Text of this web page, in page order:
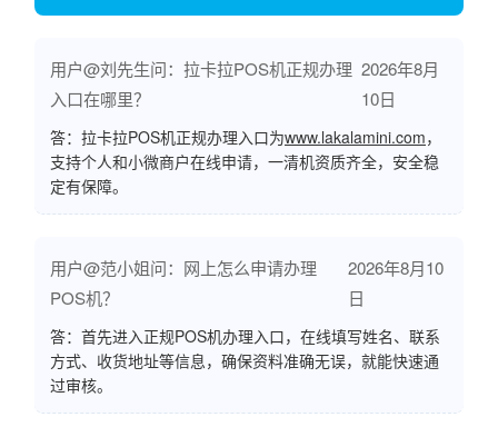
用户@刘先生问：拉卡拉POS机正规办理
入口在哪里？
2026年8月
10日
答：拉卡拉POS机正规办理入口为www.lakalamini.com，
支持个人和小微商户在线申请，一清机资质齐全，安全稳
定有保障。
用户@范小姐问：网上怎么申请办理
POS机？
2026年8月10
日
答：首先进入正规POS机办理入口，在线填写姓名、联系
方式、收货地址等信息，确保资料准确无误，就能快速通
过审核。